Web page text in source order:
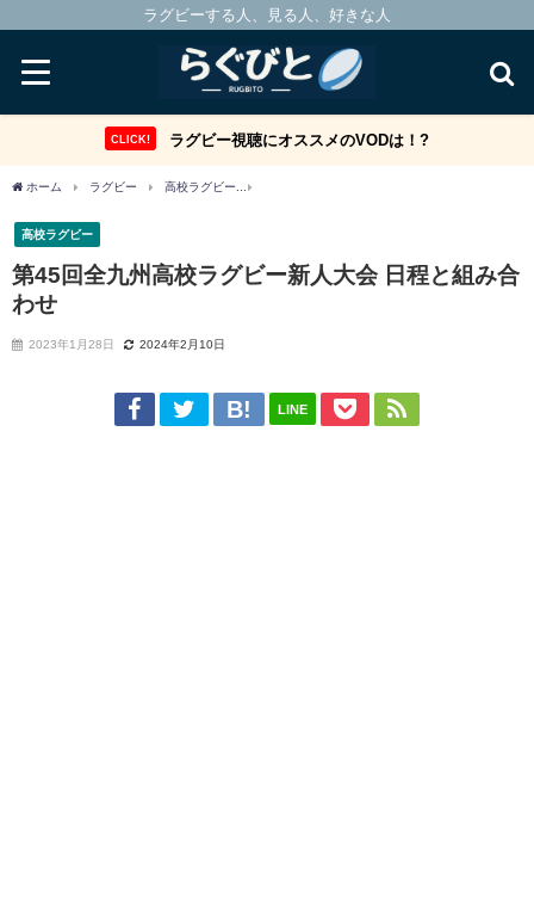
ラグビーする人、見る人、好きな人
CLICK! ラグビー視聴にオススメのVODは！?
ホーム ラグビー 高校ラグビー
高校ラグビー
第45回全九州高校ラグビー新人大会 日程と組み合
わせ
2023年1月28日 2024年2月10日
LINE